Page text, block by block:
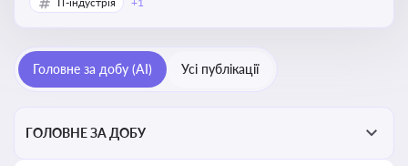
Головне за добу (AI) Усі публікації
ГОЛОВНЕ ЗА ДОБУ